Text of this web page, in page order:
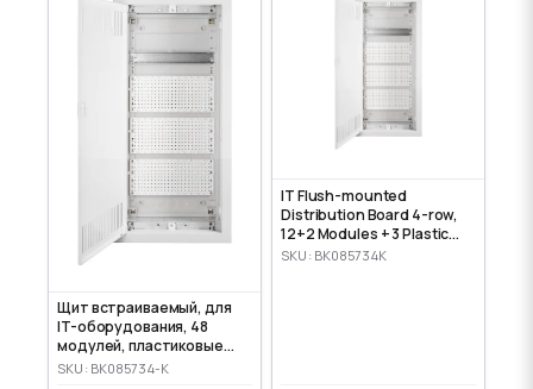
Щит встраиваемый, для
IT-оборудования, 48
модулей, пластиковые
панели
SKU: BK085734-K
IT Flush-mounted
Distribution Board 4-row,
12+2 Modules + 3 Plastic
Mounting Panels
SKU: BK085734K